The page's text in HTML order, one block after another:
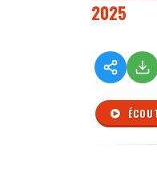
2025